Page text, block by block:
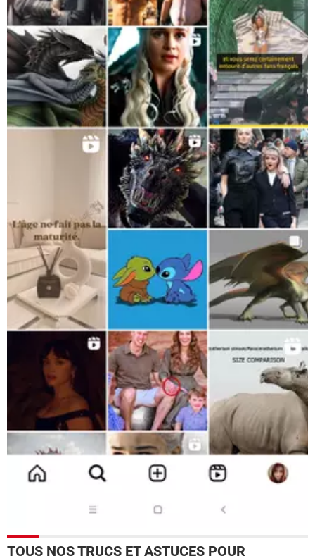
TOUS NOS TRUCS ET ASTUCES POUR